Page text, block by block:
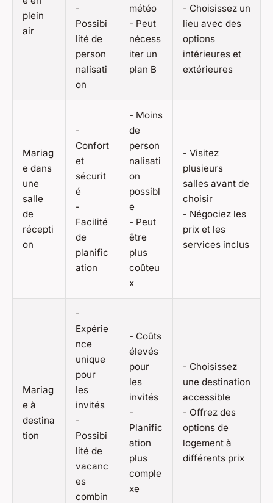
plein
air
-
Possibi
lité de
person
nalisati
on
météo
- Peut
nécess
iter un
plan B
- Choisissez un
lieu avec des
options
intérieures et
extérieures
Mariag
e dans
une
salle
de
récepti
on
-
Confort
et
sécurit
é
-
Facilité
de
planific
ation
- Moins
de
person
nalisati
on
possibl
e
- Peut
être
plus
coûteu
x
- Visitez
plusieurs
salles avant de
choisir
- Négociez les
prix et les
services inclus
Mariag
e à
destina
tion
-
Expérie
nce
unique
pour
les
invités
-
Possibi
lité de
vacanc
es
combin
- Coûts
élevés
pour
les
invités
-
Planific
ation
plus
comple
xe
- Choisissez
une destination
accessible
- Offrez des
options de
logement à
différents prix